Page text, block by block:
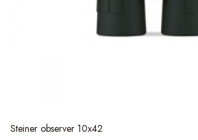
Steiner observer 10x42